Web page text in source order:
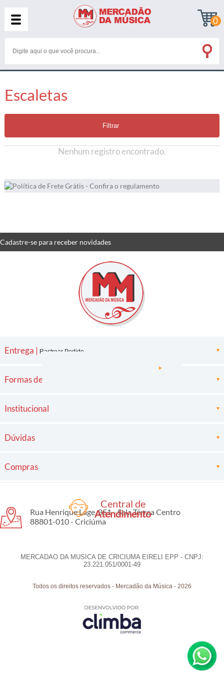
0
Escaletas
Filtrar
Nenhum registro encontrado.
Cadastre-se para receber novidades
Entrega | Rastrear Pedido
Formas de pagamento
Institucional
Dúvidas
Compras
Central de
Atendimento
Rua Henrique Lage, 351 - Sala Térrea Centro
88801-010 - Criciúma
MERCADAO DA MUSICA DE CRICIUMA EIRELI EPP - CNPJ:
23.221.051/0001-49
Todos os direitos reservados -Mercadão da Música -2026